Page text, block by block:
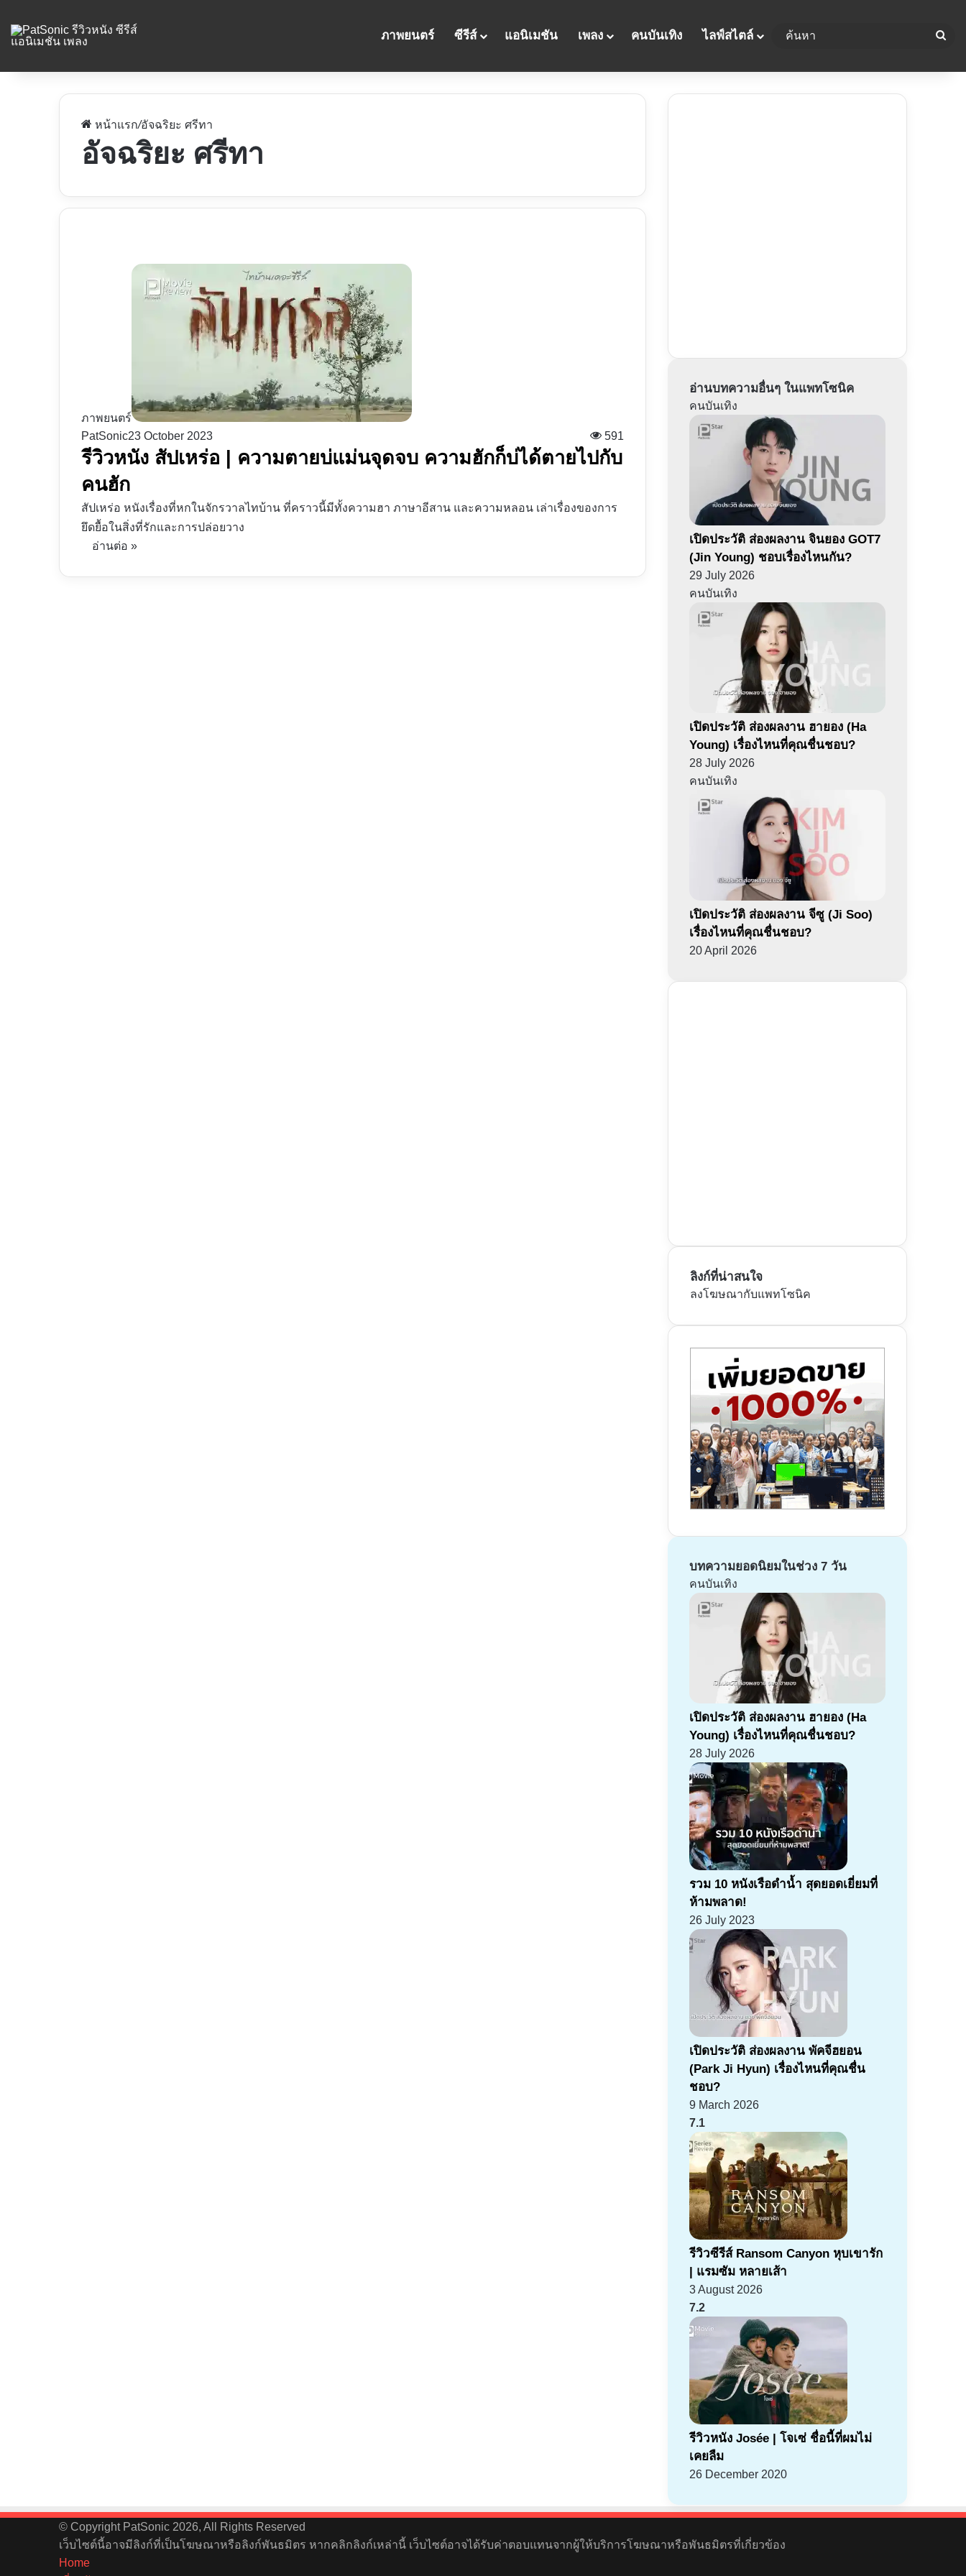
ภาพยนตร์ ซีรีส์ แอนิเมชัน เพลง คนบันเทิง ไลฟ์สไตล์
หน้าแรก/อัจฉริยะ ศรีทา
อัจฉริยะ ศรีทา
ภาพยนตร์
PatSonic23 October 2023 591
รีวิวหนัง สัปเหร่อ | ความตายบ่แม่นจุดจบ ความฮักก็บ่ได้ตายไปกับ
คนฮัก
สัปเหร่อ หนังเรื่องที่หกในจักรวาลไทบ้าน ที่คราวนี้มีทั้งความฮา ภาษาอีสาน และความหลอน เล่าเรื่องของการ
ยึดยื้อในสิ่งที่รักและการปล่อยวาง
อ่านต่อ »
อ่านบทความอื่นๆ ในแพทโซนิค
คนบันเทิง
เปิดประวัติ ส่องผลงาน จินยอง GOT7
(Jin Young) ชอบเรื่องไหนกัน?
29 July 2026
คนบันเทิง
เปิดประวัติ ส่องผลงาน ฮายอง (Ha
Young) เรื่องไหนที่คุณชื่นชอบ?
28 July 2026
คนบันเทิง
เปิดประวัติ ส่องผลงาน จีซู (Ji Soo)
เรื่องไหนที่คุณชื่นชอบ?
20 April 2026
ลิงก์ที่น่าสนใจ
ลงโฆษณากับแพทโซนิค
บทความยอดนิยมในช่วง 7 วัน
คนบันเทิง
เปิดประวัติ ส่องผลงาน ฮายอง (Ha
Young) เรื่องไหนที่คุณชื่นชอบ?
28 July 2026
รวม 10 หนังเรือดำน้ำ สุดยอดเยี่ยมที่
ห้ามพลาด!
26 July 2023
เปิดประวัติ ส่องผลงาน พัคจีฮยอน
(Park Ji Hyun) เรื่องไหนที่คุณชื่น
ชอบ?
9 March 2026
7.1
รีวิวซีรีส์ Ransom Canyon หุบเขารัก
| แรมซัม หลายเส้า
3 August 2026
7.2
รีวิวหนัง Josée | โจเซ่ ชื่อนี้ที่ผมไม่
เคยลืม
26 December 2020
© Copyright PatSonic 2026, All Rights Reserved
เว็บไซต์นี้อาจมีลิงก์ที่เป็นโฆษณาหรือลิงก์พันธมิตร หากคลิกลิงก์เหล่านี้ เว็บไซต์อาจได้รับค่าตอบแทนจากผู้ให้บริการโฆษณาหรือพันธมิตรที่เกี่ยวข้อง
Home